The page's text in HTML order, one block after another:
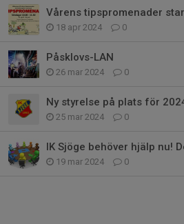
Vårens tipspromenader
18 apr 2024 0
Påsklovs-LAN
26 mar 2024 0
Ny styrelse på plats för
25 mar 2024 0
19 mar 2024 0